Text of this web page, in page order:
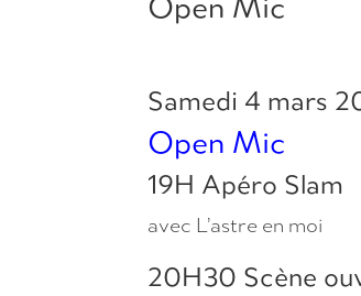
Samedi 4 mars
Open Mic
19H Apéro Slam
avec L’astre en moi
20H30 Scène